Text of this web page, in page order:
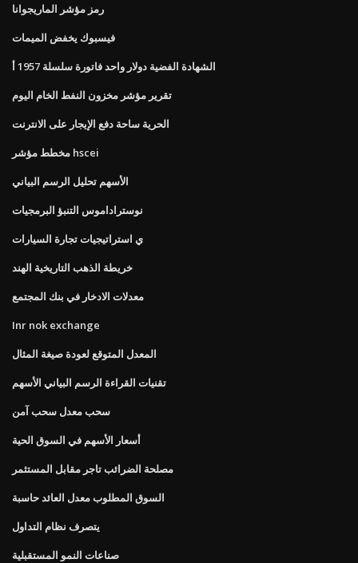
رمز مؤشر الماريجوانا
فيسبوك يخفض الميمات
الشهادة الفضية دولار واحد فاتورة سلسلة 1957 أ
تقرير مؤشر مخزون النفط الخام اليوم
الحرية ساحة دفع الإيجار على الانترنت
مخطط مؤشر hscei
الأسهم تحليل الرسم البياني
نوستراداموس التنبؤ البرمجيات
ي استراتيجيات تجارة السيارات
خريطة الذهب التاريخية الهند
معدلات الادخار في بنك المجتمع
Inr nok exchange
المعدل المتوقع لعودة صيغة المثال
تقنيات القراءة الرسم البياني الأسهم
سحب معدل سحب آمن
أسعار الأسهم في السوق الحية
مصلحة الضرائب تاجر مقابل المستثمر
السوق المطلوب معدل العائد حاسبة
يتصرف نظام التداول
صناعات النمو المستقبلية